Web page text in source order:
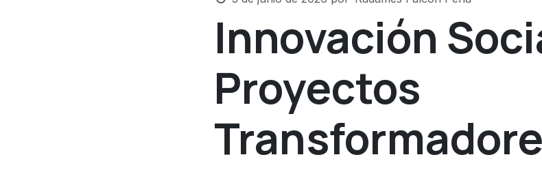
Innovación
Proyectos